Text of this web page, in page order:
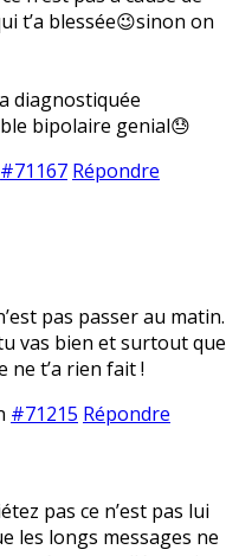
t’a blessée😉sinon on
diagnostiquée
bipolaire genial😓
#71167 Répondre
pas passer au matin.
vas bien et surtout que
ne t’a rien fait !
#71215 Répondre
pas ce n’est pas lui
les longs messages ne